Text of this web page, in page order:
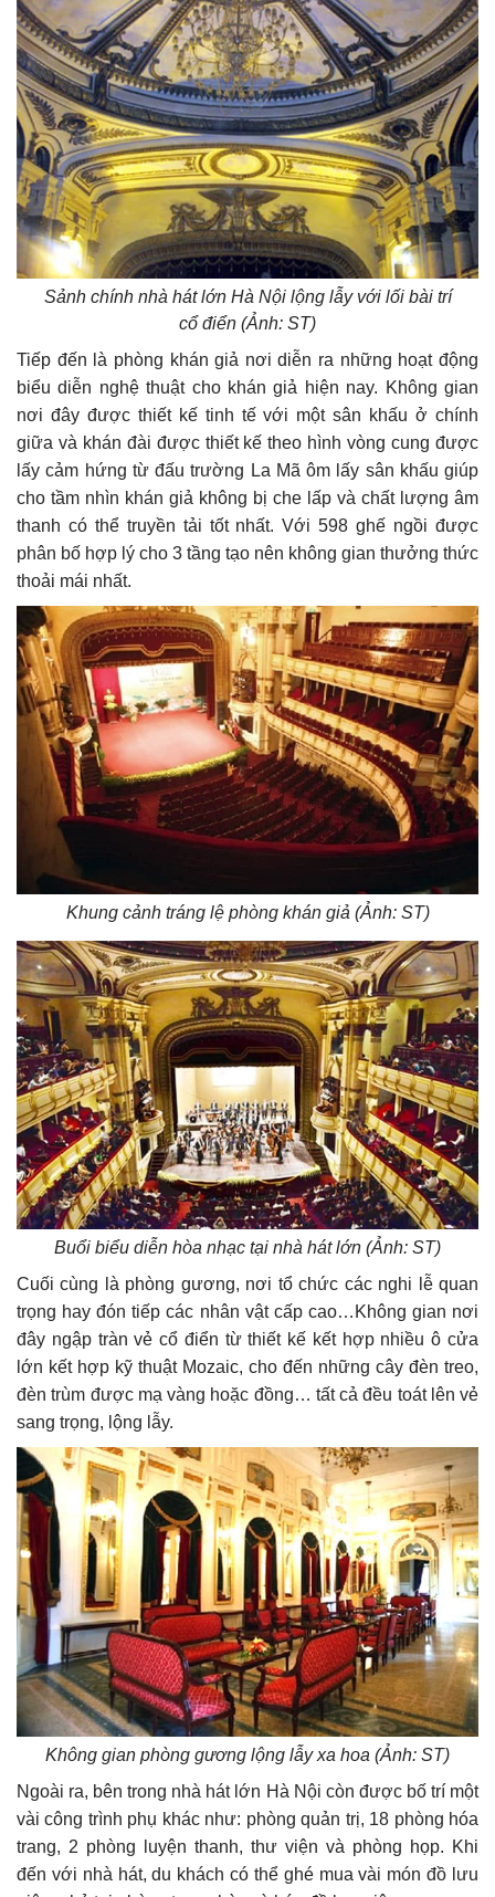
Sảnh chính nhà hát lớn Hà Nội lộng lẫy với lối bài trí
cổ điển (Ảnh: ST)
Tiếp đến là phòng khán giả nơi diễn ra những hoạt động
biểu diễn nghệ thuật cho khán giả hiện nay. Không gian
nơi đây được thiết kế tinh tế với một sân khấu ở chính
giữa và khán đài được thiết kế theo hình vòng cung được
lấy cảm hứng từ đấu trường La Mã ôm lấy sân khấu giúp
cho tầm nhìn khán giả không bị che lấp và chất lượng âm
thanh có thể truyền tải tốt nhất. Với 598 ghế ngồi được
phân bố hợp lý cho 3 tầng tạo nên không gian thưởng thức
thoải mái nhất.
Khung cảnh tráng lệ phòng khán giả (Ảnh: ST)
Buổi biểu diễn hòa nhạc tại nhà hát lớn (Ảnh: ST)
Cuối cùng là phòng gương, nơi tổ chức các nghi lễ quan
trọng hay đón tiếp các nhân vật cấp cao…Không gian nơi
đây ngập tràn vẻ cổ điển từ thiết kế kết hợp nhiều ô cửa
lớn kết hợp kỹ thuật Mozaic, cho đến những cây đèn treo,
đèn trùm được mạ vàng hoặc đồng… tất cả đều toát lên vẻ
sang trọng, lộng lẫy.
Không gian phòng gương lộng lẫy xa hoa (Ảnh: ST)
Ngoài ra, bên trong nhà hát lớn Hà Nội còn được bố trí một
vài công trình phụ khác như: phòng quản trị, 18 phòng hóa
trang, 2 phòng luyện thanh, thư viện và phòng họp. Khi
đến với nhà hát, du khách có thể ghé mua vài món đồ lưu